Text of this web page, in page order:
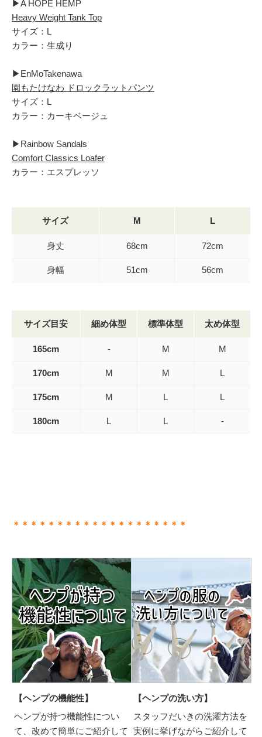
▶︎A HOPE HEMP
Heavy Weight Tank Top
サイズ：L
カラー：生成り
▶︎EnMoTakenawa
園もたけなわ ドロックラットパンツ
サイズ：L
カラー：カーキベージュ
▶︎Rainbow Sandals
Comfort Classics Loafer
カラー：エスプレッソ
サイズ M L
身丈 68cm 72cm
身幅 51cm 56cm
サイズ目安 細め体型 標準体型 太め体型
165cm - M M
170cm M M L
175cm M L L
180cm L L -
＊＊＊＊＊＊＊＊＊＊＊＊＊＊＊＊＊＊＊＊
【ヘンプの機能性】
ヘンプが持つ機能性につい
て、改めて簡単にご紹介して
【ヘンプの洗い方】
スタッフだいきの洗濯方法を
実例に挙げながらご紹介して